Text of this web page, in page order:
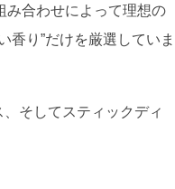
み合わせによって理想の
香り”だけを厳選していま
そしてスティックディ